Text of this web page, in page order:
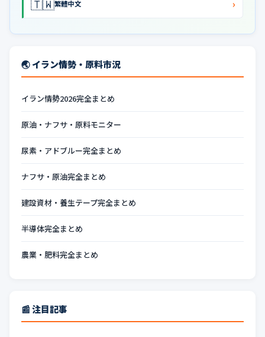
🇹🇼繁體中文 ›
🌏 イラン情勢・原料市況
イラン情勢2026完全まとめ
原油・ナフサ・原料モニター
尿素・アドブルー完全まとめ
ナフサ・原油完全まとめ
建設資材・養生テープ完全まとめ
半導体完全まとめ
農業・肥料完全まとめ
📰 注目記事